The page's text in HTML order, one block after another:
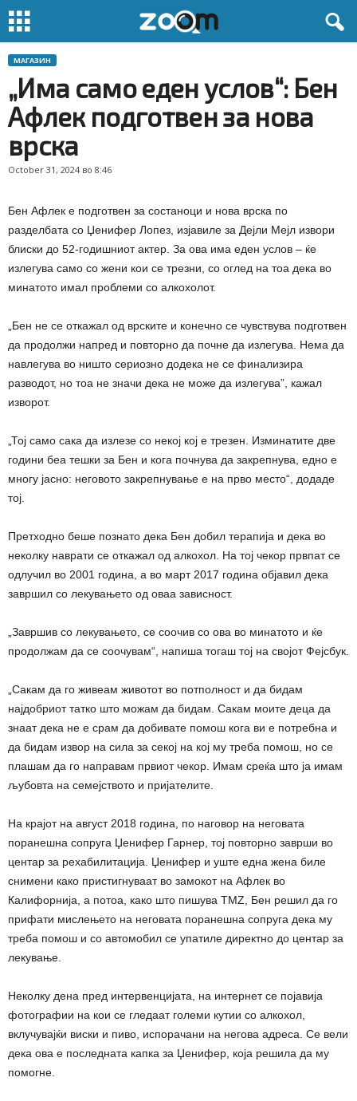
МАГАЗИН
„Има само еден услов“: Бен
Афлек подготвен за нова
врска
October 31, 2024 во 8:46
Бен Афлек е подготвен за состаноци и нова врска по
разделбата со Џенифер Лопез, изјавиле за Дејли Мејл извори
блиски до 52-годишниот актер. За ова има еден услов – ќе
излегува само со жени кои се трезни, со оглед на тоа дека во
минатото имал проблеми со алкохолот.
„Бен не се откажал од врските и конечно се чувствува подготвен
да продолжи напред и повторно да почне да излегува. Нема да
навлегува во ништо сериозно додека не се финализира
разводот, но тоа не значи дека не може да излегува”, кажал
изворот.
„Тој само сака да излезе со некој кој е трезен. Изминатите две
години беа тешки за Бен и кога почнува да закрепнува, едно е
многу јасно: неговото закрепнување е на прво место“, додаде
тој.
Претходно беше познато дека Бен добил терапија и дека во
неколку наврати се откажал од алкохол. На тој чекор првпат се
одлучил во 2001 година, а во март 2017 година објавил дека
завршил со лекувањето од оваа зависност.
„Завршив со лекувањето, се соочив со ова во минатото и ќе
продолжам да се соочувам“, напиша тогаш тој на својот Фејсбук.
„Сакам да го живеам животот во потполност и да бидам
најдобриот татко што можам да бидам. Сакам моите деца да
знаат дека не е срам да добивате помош кога ви е потребна и
да бидам извор на сила за секој на кој му треба помош, но се
плашам да го направам првиот чекор. Имам среќа што ја имам
љубовта на семејството и пријателите.
На крајот на август 2018 година, по наговор на неговата
поранешна сопруга Џенифер Гарнер, тој повторно заврши во
центар за рехабилитација. Џенифер и уште една жена биле
снимени како пристигнуваат во замокот на Афлек во
Калифорнија, а потоа, како што пишува TMZ, Бен решил да го
прифати мислењето на неговата поранешна сопруга дека му
треба помош и со автомобил се упатиле директно до центар за
лекување.
Неколку дена пред интервенцијата, на интернет се појавија
фотографии на кои се гледаат големи кутии со алкохол,
вклучувајќи виски и пиво, испорачани на негова адреса. Се вели
дека ова е последната капка за Џенифер, која решила да му
помогне.